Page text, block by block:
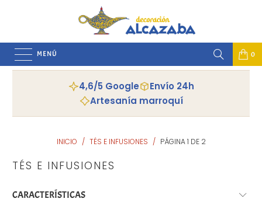
MENÚ 0
4,6/5 Google
Envío 24h
Artesanía marroquí
INICIO / TÉS E INFUSIONES / PÁGINA 1 DE 2
TÉS E INFUSIONES